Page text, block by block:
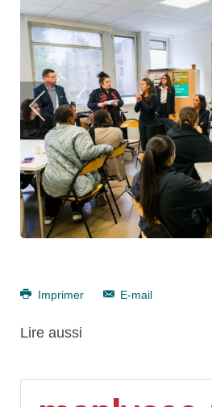
Imprimer E-mail
Lire aussi